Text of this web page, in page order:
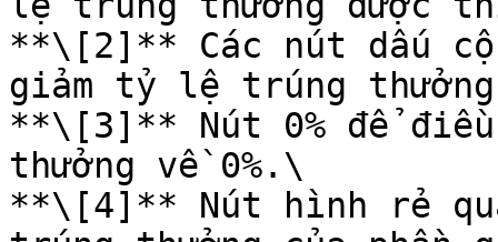
**\[2]** Các nút dấu
giảm tỷ lệ trúng
**\[3]** Nút 0% để
thưởng về 0%.\
**\[4]** Nút hình rẻ